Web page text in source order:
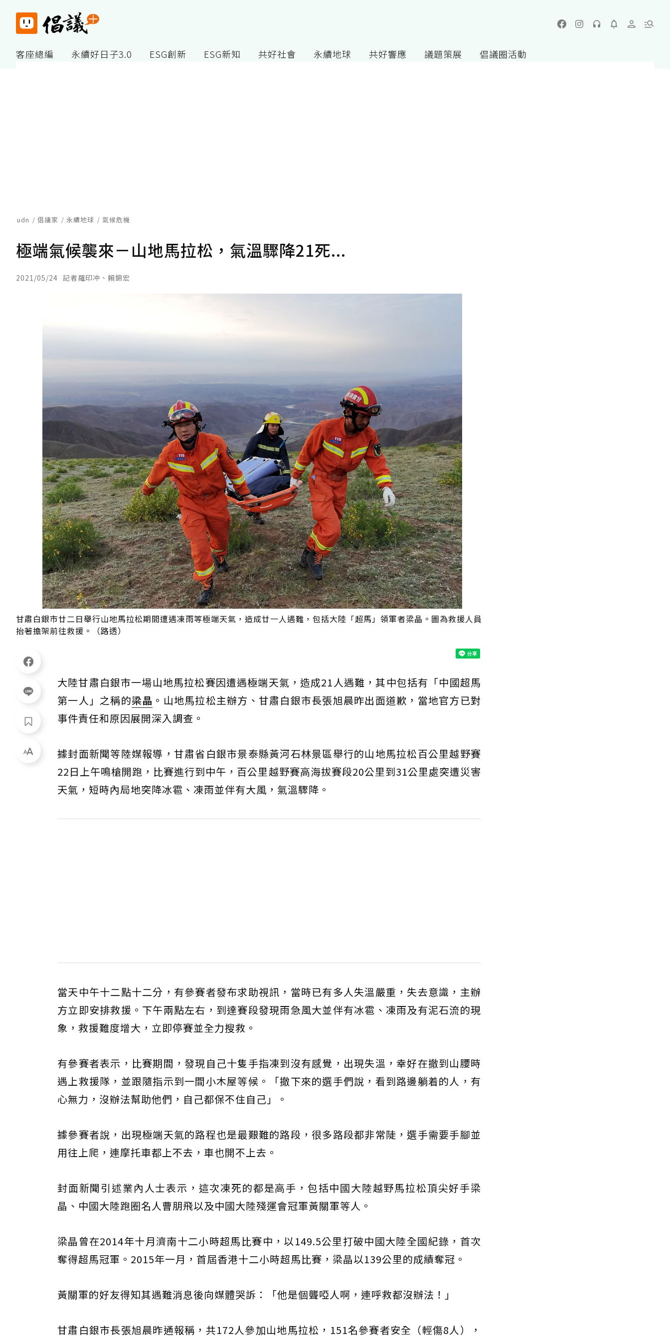
客座總編 永續好日子3.0 ESG創新 ESG新知 共好社會 永續地球 共好響應 議題策展 倡議圈活動
udn 倡議家 永續地球 氣候危機
極端氣候襲來－山地馬拉松，氣溫驟降21死...
2021/05/24 記者羅印冲、賴錦宏
甘肅白銀市廿二日舉行山地馬拉松期間遭遇凍雨等極端天氣，造成廿一人遇難，包括大陸「超馬」領軍者梁晶。圖為救援人員
抬著擔架前往救援。（路透）
大陸甘肅白銀市一場山地馬拉松賽因遭遇極端天氣，造成21人遇難，其中包括有「中國超馬
第一人」之稱的梁晶 。山地馬拉松主辦方、甘肅白銀市長張旭晨昨出面道歉，當地官方已對
事件責任和原因展開深入調查。
據封面新聞等陸媒報導，甘肅省白銀市景泰縣黃河石林景區舉行的山地馬拉松百公里越野賽
22日上午鳴槍開跑，比賽進行到中午，百公里越野賽高海拔賽段20公里到31公里處突遭災害
天氣，短時內局地突降冰雹、凍雨並伴有大風，氣溫驟降。
當天中午十二點十二分，有參賽者發布求助視訊，當時已有多人失溫嚴重，失去意識，主辦
方立即安排救援。下午兩點左右，到達賽段發現雨急風大並伴有冰雹、凍雨及有泥石流的現
象，救援難度增大，立即停賽並全力搜救。
有參賽者表示，比賽期間，發現自己十隻手指凍到沒有感覺，出現失溫，幸好在撤到山腰時
遇上救援隊，並跟隨指示到一間小木屋等候。「撤下來的選手們說，看到路邊躺着的人，有
心無力，沒辦法幫助他們，自己都保不住自己」。
據參賽者說，出現極端天氣的路程也是最艱難的路段，很多路段都非常陡，選手需要手腳並
用往上爬，連摩托車都上不去，車也開不上去。
封面新聞引述業內人士表示，這次凍死的都是高手，包括中國大陸越野馬拉松頂尖好手梁
晶、中國大陸跑圈名人曹朋飛以及中國大陸殘運會冠軍黃關軍等人。
梁晶曾在2014年十月濟南十二小時超馬比賽中，以149.5公里打破中國大陸全國紀錄，首次
奪得超馬冠軍。2015年一月，首屆香港十二小時超馬比賽，梁晶以139公里的成績奪冠。
黃關軍的好友得知其遇難消息後向媒體哭訴：「他是個聾啞人啊，連呼救都沒辦法！」
甘肅白銀市長張旭晨昨通報稱，共172人參加山地馬拉松，151名參賽者安全（輕傷8人），